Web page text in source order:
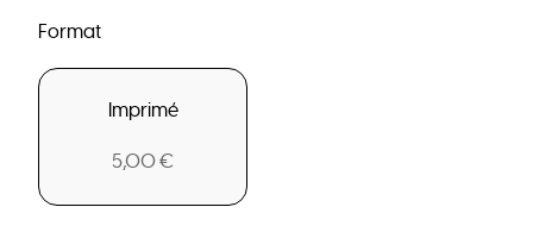
Format
Imprimé
5,00 €